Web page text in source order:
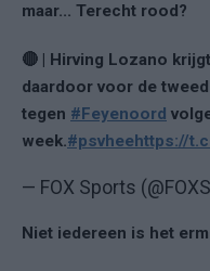
maar... Terecht rood?
🔴 | Hirving Lozano
daardoor voor de
tegen #Feyenoord
week.#psvheehttps://
— FOX Sports
Niet iedereen is het